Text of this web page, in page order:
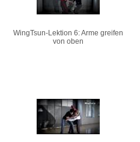
WingTsun-Lektion 6: Arme greifen
von oben